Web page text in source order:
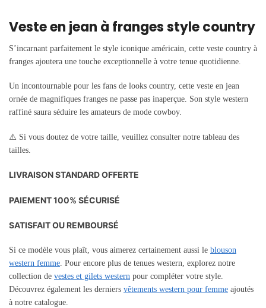
Veste en jean à franges style country
S’incarnant parfaitement le style iconique américain, cette veste country à
franges ajoutera une touche exceptionnelle à votre tenue quotidienne.
Un incontournable pour les fans de looks country, cette veste en jean
ornée de magnifiques franges ne passe pas inaperçue. Son style western
raffiné saura séduire les amateurs de mode cowboy.
⚠️ Si vous doutez de votre taille, veuillez consulter notre tableau des
tailles.
LIVRAISON STANDARD OFFERTE
PAIEMENT 100% SÉCURISÉ
SATISFAIT OU REMBOURSÉ
Si ce modèle vous plaît, vous aimerez certainement aussi le blouson
western femme. Pour encore plus de tenues western, explorez notre
collection de vestes et gilets western pour compléter votre style.
Découvrez également les derniers vêtements western pour femme ajoutés
à notre catalogue.